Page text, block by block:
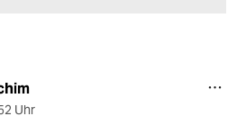
Uhr